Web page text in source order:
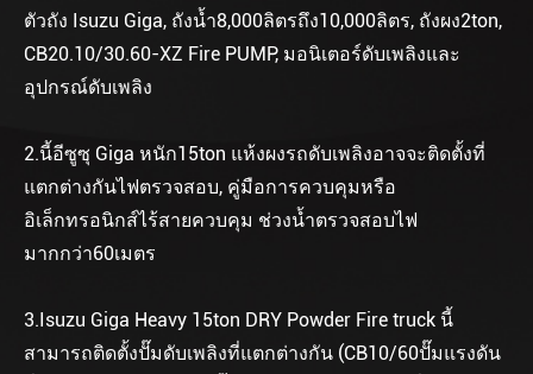
ตัวถัง Isuzu Giga, ถังน้ำ8,000ลิตรถึง10,000ลิตร, ถังผง2ton,
CB20.10/30.60-XZ Fire PUMP, มอนิเตอร์ดับเพลิงและ
อุปกรณ์ดับเพลิง
2.นี้อีซูซุ Giga หนัก15ton แห้งผงรถดับเพลิงอาจจะติดตั้งที่
แตกต่างกันไฟตรวจสอบ, คู่มือการควบคุมหรือ
อิเล็กทรอนิกส์ไร้สายควบคุม ช่วงน้ำตรวจสอบไฟ
มากกว่า60เมตร
3.Isuzu Giga Heavy 15ton DRY Powder Fire truck นี้
สามารถติดตั้งปั๊มดับเพลิงที่แตกต่างกัน (CB10/60ปั๊มแรงดัน